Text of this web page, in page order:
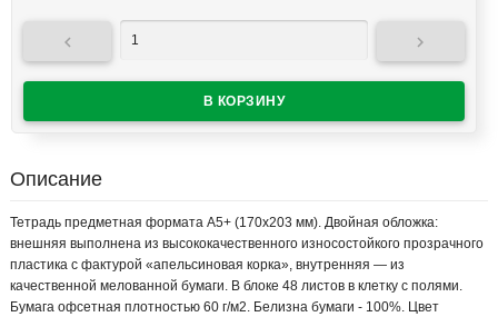
 
Описание
Тетрадь предметная формата А5+ (170x203 мм). Двойная обложка:
внешняя выполнена из высококачественного износостойкого прозрачного
пластика с фактурой «апельсиновая корка», внутренняя — из
качественной мелованной бумаги. В блоке 48 листов в клетку с полями.
Бумага офсетная плотностью 60 г/м2. Белизна бумаги - 100%. Цвет